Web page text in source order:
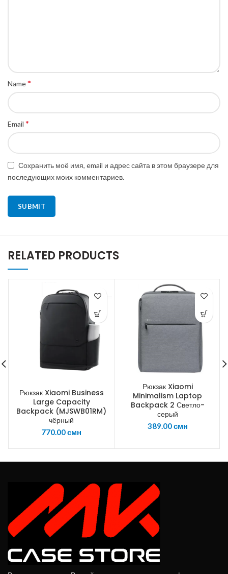
Name*
Email *
Сохранить моё имя, email и адрес сайта в этом браузере для
последующих моих комментариев.
RELATED PRODUCTS
Рюкзак Xiaomi Business
Large Capacity
Backpack (MJSWB01RM)
чёрный
770.00смн
Рюкзак Xiaomi
Minimalism Laptop
Backpack 2 Светло-
серый
389.00смн